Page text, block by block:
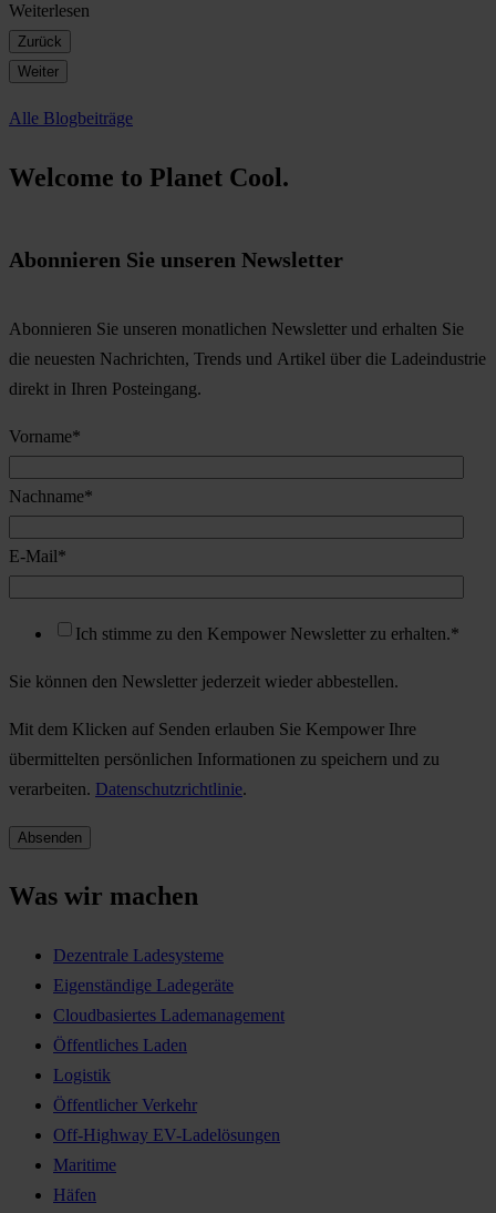
Weiterlesen
Zurück
Weiter
Alle Blogbeiträge
Welcome to Planet Cool.
Abonnieren Sie unseren Newsletter
Abonnieren Sie unseren monatlichen Newsletter und erhalten Sie
die neuesten Nachrichten, Trends und Artikel über die Ladeindustrie
direkt in Ihren Posteingang.
Vorname*
Nachname*
E-Mail*
Ich stimme zu den Kempower Newsletter zu erhalten.*
Sie können den Newsletter jederzeit wieder abbestellen.
Mit dem Klicken auf Senden erlauben Sie Kempower Ihre
übermittelten persönlichen Informationen zu speichern und zu
verarbeiten. Datenschutzrichtlinie.
Was wir machen
Dezentrale Ladesysteme
Eigenständige Ladegeräte
Cloudbasiertes Lademanagement
Öffentliches Laden
Logistik
Öffentlicher Verkehr
Off-Highway EV-Ladelösungen
Maritime
Häfen